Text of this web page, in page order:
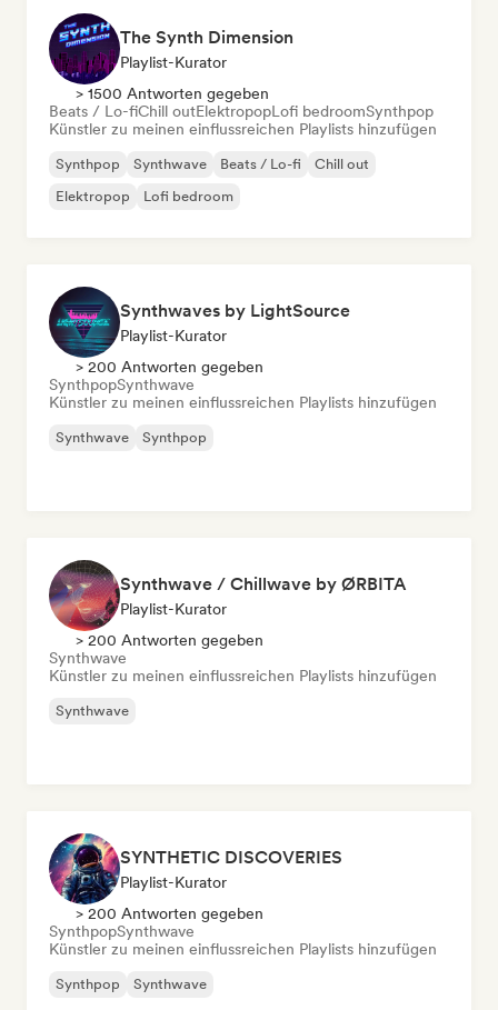
The Synth Dimension
Playlist-Kurator
> 1500 Antworten gegeben
Beats / Lo-fiChill outElektropopLofi bedroomSynthpop
Künstler zu meinen einflussreichen Playlists hinzufügen
Synthpop Synthwave Beats / Lo-fi
Chill out
Elektropop
Lofi bedroom
Synthwaves by LightSource
Playlist-Kurator
> 200 Antworten gegeben
SynthpopSynthwave
Künstler zu meinen einflussreichen Playlists hinzufügen
Synthwave Synthpop
Synthwave / Chillwave by ØRBITA
Playlist-Kurator
> 200 Antworten gegeben
Synthwave
Künstler zu meinen einflussreichen Playlists hinzufügen
Synthwave
SYNTHETIC DISCOVERIES
Playlist-Kurator
> 200 Antworten gegeben
SynthpopSynthwave
Künstler zu meinen einflussreichen Playlists hinzufügen
Synthpop Synthwave